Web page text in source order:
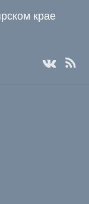
крае